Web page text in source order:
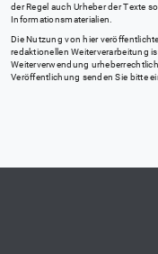
der Regel auch Urheber der Texte
Informationsmaterialien.
Die Nutzung von hier
redaktionellen Weiterverarbeitung
Weiterverwendung
Veröffentlichung senden Sie bitte